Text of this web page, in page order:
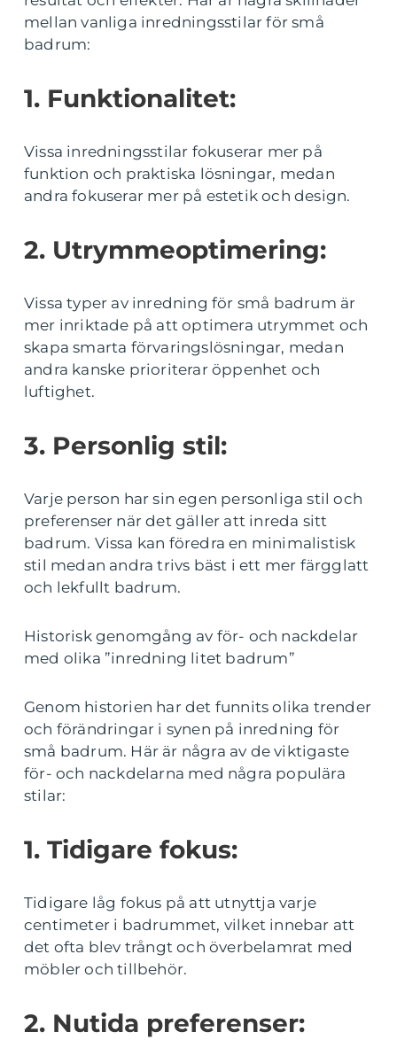
mellan vanliga inredningsstilar för små
badrum:
1. Funktionalitet:
Vissa inredningsstilar fokuserar mer på
funktion och praktiska lösningar, medan
andra fokuserar mer på estetik och design.
2. Utrymmeoptimering:
Vissa typer av inredning för små badrum är
mer inriktade på att optimera utrymmet och
skapa smarta förvaringslösningar, medan
andra kanske prioriterar öppenhet och
luftighet.
3. Personlig stil:
Varje person har sin egen personliga stil och
preferenser när det gäller att inreda sitt
badrum. Vissa kan föredra en minimalistisk
stil medan andra trivs bäst i ett mer färgglatt
och lekfullt badrum.
Historisk genomgång av för- och nackdelar
med olika ”inredning litet badrum”
Genom historien har det funnits olika trender
och förändringar i synen på inredning för
små badrum. Här är några av de viktigaste
för- och nackdelarna med några populära
stilar:
1. Tidigare fokus:
Tidigare låg fokus på att utnyttja varje
centimeter i badrummet, vilket innebar att
det ofta blev trångt och överbelamrat med
möbler och tillbehör.
2. Nutida preferenser: